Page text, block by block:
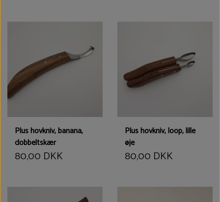
Plus hovkniv, banana,
dobbeltskær
80,00 DKK
Plus hovkniv, loop, lille
øje
80,00 DKK